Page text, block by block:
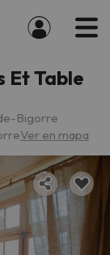
Et Table
Bigorre
Ver en mapa